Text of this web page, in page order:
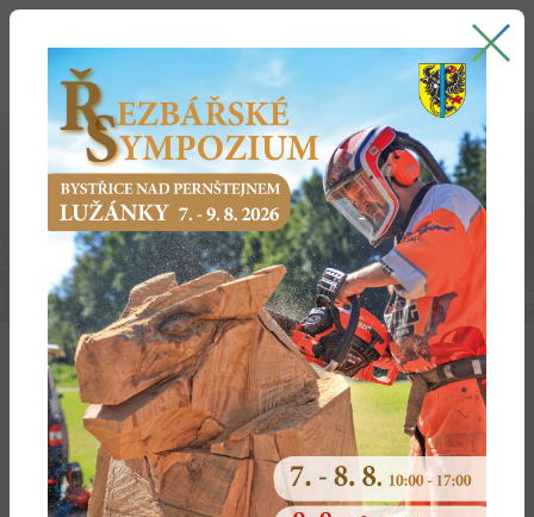
ZDRAVOTNICTVÍ
Kontakty na lékaře a zdravotnická
zařízení
Lékařská pohotovostní služba
Lékárny, Zdravotní pomůcky, Optika Veterináři
Zadejte hledané jméno:
Obor: